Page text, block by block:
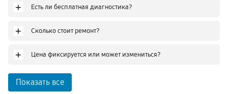
+ Есть ли бесплатная диагностика?
+ Сколько стоит ремонт?
+ Цена фиксируется или может измениться?
Показать все